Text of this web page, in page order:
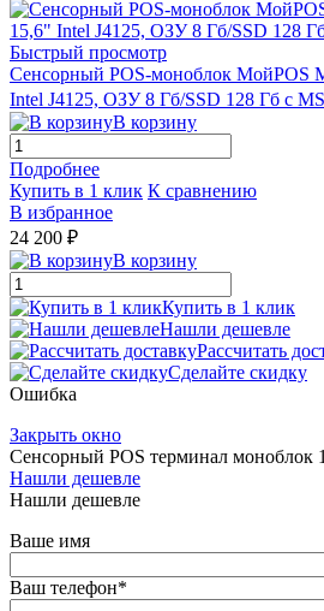
Быстрый просмотр
Сенсорный POS-моноблок МойPOS
Intel J4125, ОЗУ 8 Гб/SSD 128 Гб с
В корзину
Подробнее
Купить в 1 клик К сравнению
В избранное
24 200 ₽
В корзину
Купить в 1 клик
Нашли дешевле
Рассчитать
Сделайте скидку
Ошибка
Закрыть окно
Сенсорный POS терминал моноблок
Нашли дешевле
Нашли дешевле
Ваше имя
Ваш телефон*